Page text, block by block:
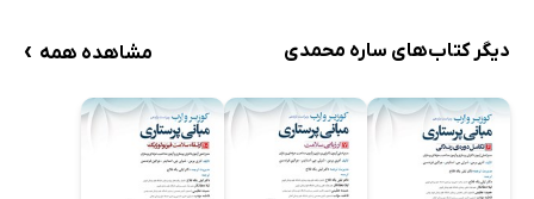
دیگر کتاب‌های ساره محمدی مشاهده همه ›